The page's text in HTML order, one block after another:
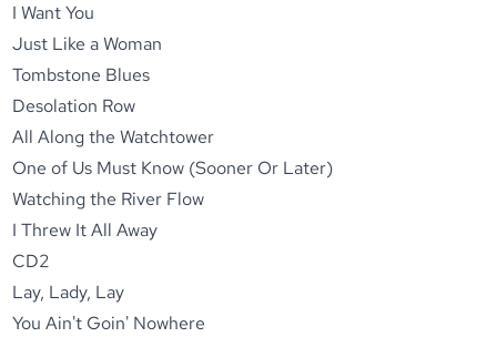
I Want You
Just Like a Woman
Tombstone Blues
Desolation Row
All Along the Watchtower
One of Us Must Know (Sooner Or Later)
Watching the River Flow
I Threw It All Away
CD2
Lay, Lady, Lay
You Ain't Goin' Nowhere